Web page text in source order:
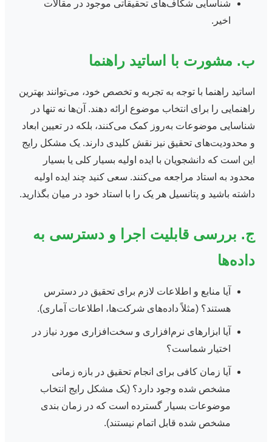
شناسایی شکاف‌های تحقیقاتی موجود در مقالات
اخیر.
ب. مشورت با اساتید راهنما
اساتید راهنما با توجه به تجربه و تخصص خود، می‌توانند بهترین
راهنمایی را برای انتخاب موضوع ارائه دهند. آن‌ها نه تنها در
شناسایی موضوعات به‌روز کمک می‌کنند، بلکه در تعیین ابعاد
و محدودیت‌های تحقیق نیز نقش کلیدی دارند. یک مشکل رایج
این است که دانشجویان با ایده اولیه بسیار کلی یا بسیار
محدود به استاد مراجعه می‌کنند. سعی کنید چند ایده اولیه
داشته باشید و پتانسیل هر یک را با استاد خود در میان بگذارید.
ج. بررسی قابلیت اجرا و دسترسی به
داده‌ها
آیا منابع و اطلاعات لازم برای تحقیق در دسترس
هستند؟ (مثلاً داده‌های شرکت‌ها، اطلاعات آماری).
آیا ابزارهای نرم‌افزاری و سخت‌افزاری مورد نیاز در
اختیار شماست؟
آیا زمان کافی برای انجام تحقیق در بازه زمانی
مشخص شده وجود دارد؟ (یک مشکل رایج انتخاب
موضوعات بسیار گسترده است که در زمان بندی
مشخص شده قابل اتمام نیستند).